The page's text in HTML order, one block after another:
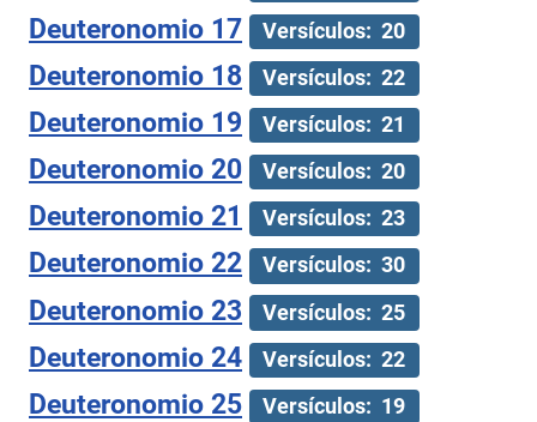
Deuteronomio 17 Versículos: 20
Deuteronomio 18 Versículos: 22
Deuteronomio 19 Versículos: 21
Deuteronomio 20 Versículos: 20
Deuteronomio 21 Versículos: 23
Deuteronomio 22 Versículos: 30
Deuteronomio 23 Versículos: 25
Deuteronomio 24 Versículos: 22
Deuteronomio 25 Versículos: 19